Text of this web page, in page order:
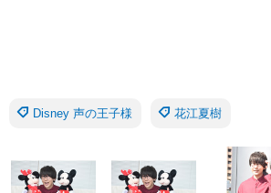
Disney 声の王子様 花江夏樹